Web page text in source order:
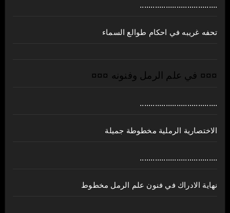
....................................
تحفه غريبه في احكام طوالع السماء
¤¤¤ في علم الرمل وفنونه ¤¤¤
....................................
الاختصارية الرملية مخطوطة جميلة
....................................
نهاية الادراك في فنون علم الرمل مخطوط